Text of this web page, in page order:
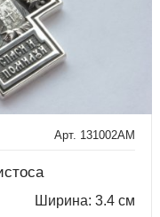
Арт. 131002AM
Ширина: 3.4 см